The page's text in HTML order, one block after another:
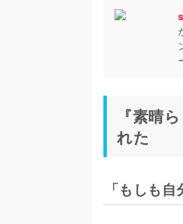
『素晴
れた
「もしも